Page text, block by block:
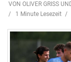
VON OLIVER GRISS
1 Minute Lesezeit